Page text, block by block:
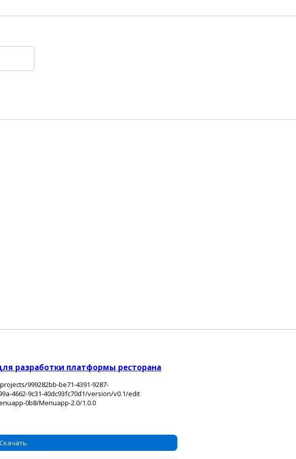
разработки платформы ресторана
999282bb-be71-4391-9287-
4662-9c31-40dc93fc70d1/version/v0.1/edit
0b8/Menuapp-2.0/1.0.0
Скачать